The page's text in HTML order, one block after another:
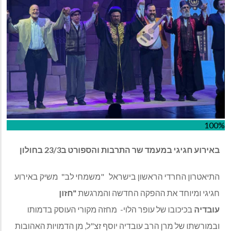
100%
באירוע חגיגי במעמד שר התרבות והספורט ב23/3 בחולון
התיאטרון החרדי הראשון בישראל "משמחי לב" משיק באירוע
חגיגי ומיוחד את ההפקה החדשה והמרגשת "חזון
עובדיה בכיכובו של עופר הלוי- מחזה מקורי העוסק בדמותו
ובמורשתו של מרן הרב עובדיה יוסף זצ"ל, מן הדמויות האהובות